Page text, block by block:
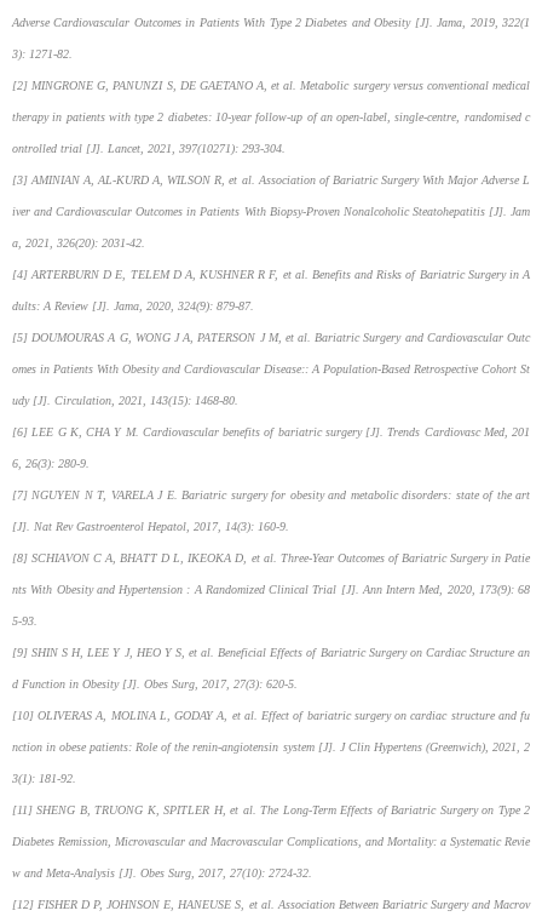
Adverse Cardiovascular Outcomes in Patients With Type 2 Diabetes and Obesity [J]. Jama, 2019, 322(1
3): 1271-82.
[2] MINGRONE G, PANUNZI S, DE GAETANO A, et al. Metabolic surgery versus conventional medical
therapy in patients with type 2 diabetes: 10-year follow-up of an open-label, single-centre, randomised c
ontrolled trial [J]. Lancet, 2021, 397(10271): 293-304.
[3] AMINIAN A, AL-KURD A, WILSON R, et al. Association of Bariatric Surgery With Major Adverse L
iver and Cardiovascular Outcomes in Patients With Biopsy-Proven Nonalcoholic Steatohepatitis [J]. Jam
a, 2021, 326(20): 2031-42.
[4] ARTERBURN D E, TELEM D A, KUSHNER R F, et al. Benefits and Risks of Bariatric Surgery in A
dults: A Review [J]. Jama, 2020, 324(9): 879-87.
[5] DOUMOURAS A G, WONG J A, PATERSON J M, et al. Bariatric Surgery and Cardiovascular Outc
omes in Patients With Obesity and Cardiovascular Disease:: A Population-Based Retrospective Cohort St
udy [J]. Circulation, 2021, 143(15): 1468-80.
[6] LEE G K, CHA Y M. Cardiovascular benefits of bariatric surgery [J]. Trends Cardiovasc Med, 201
6, 26(3): 280-9.
[7] NGUYEN N T, VARELA J E. Bariatric surgery for obesity and metabolic disorders: state of the art
[J]. Nat Rev Gastroenterol Hepatol, 2017, 14(3): 160-9.
[8] SCHIAVON C A, BHATT D L, IKEOKA D, et al. Three-Year Outcomes of Bariatric Surgery in Patie
nts With Obesity and Hypertension : A Randomized Clinical Trial [J]. Ann Intern Med, 2020, 173(9): 68
5-93.
[9] SHIN S H, LEE Y J, HEO Y S, et al. Beneficial Effects of Bariatric Surgery on Cardiac Structure an
d Function in Obesity [J]. Obes Surg, 2017, 27(3): 620-5.
[10] OLIVERAS A, MOLINA L, GODAY A, et al. Effect of bariatric surgery on cardiac structure and fu
nction in obese patients: Role of the renin-angiotensin system [J]. J Clin Hypertens (Greenwich), 2021, 2
3(1): 181-92.
[11] SHENG B, TRUONG K, SPITLER H, et al. The Long-Term Effects of Bariatric Surgery on Type 2
Diabetes Remission, Microvascular and Macrovascular Complications, and Mortality: a Systematic Revie
w and Meta-Analysis [J]. Obes Surg, 2017, 27(10): 2724-32.
[12] FISHER D P, JOHNSON E, HANEUSE S, et al. Association Between Bariatric Surgery and Macrov